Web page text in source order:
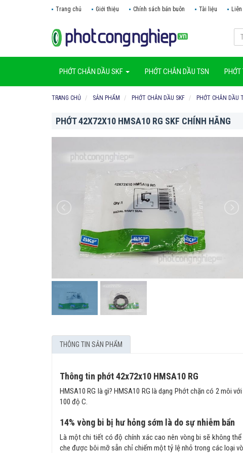
Trang chủ Giới thiệu Chính sách bán buôn Tài liệu
PHỚT CHẮN DẦU SKF PHỚT CHẮN DẦU TSN PHỚT
TRANG CHỦ SẢN PHẨM PHỚT CHẮN DẦU SKF PHỚT CHẮN DẦU
PHỚT 42X72X10 HMSA10 RG SKF CHÍNH HÃNG
THÔNG TIN SẢN PHẨM
Thông tin phớt 42x72x10 HMSA10 RG
HMSA10 RG là gì? HMSA10 RG là dạng Phớt chặn có 2 môi
100 độ C.
14% vòng bi bị hư hỏng sớm là do sự nhiễm bẩn
Là một chi tiết có độ chính xác cao nên vòng bi sẽ không
che được bôi mỡ sẵn chỉ chiếm một tỷ lệ nhỏ trong các loại